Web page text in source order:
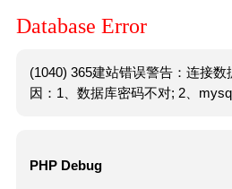
Database Error
(1040) 365建站错误警告：连接
因：1、数据库密码不对; 2、
PHP Debug